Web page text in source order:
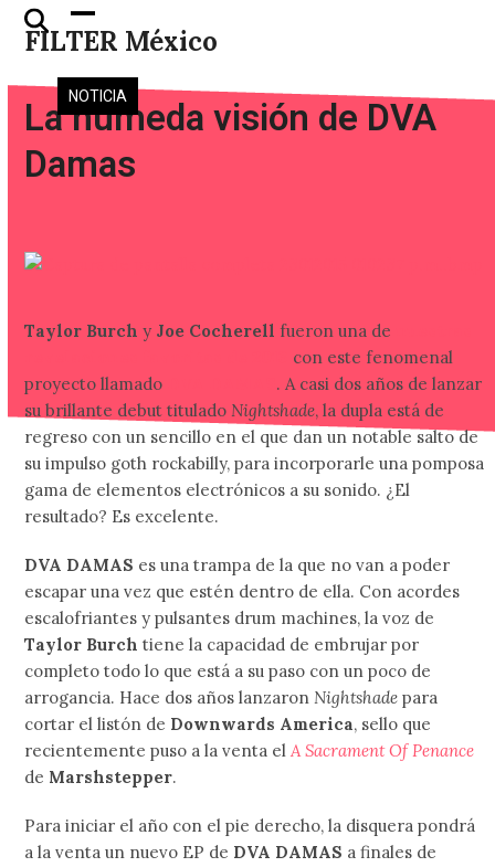
Skip
FILTER México
Open
mobile
menu
Close
mobile
menu
NOTICIA
La húmeda visión de DVA
Damas
Taylor Burch y Joe Cocherell fueron una de
con este fenomenal
proyecto llamado
. A casi dos años de lanzar
su brillante debut tituladoNightshade, la dupla está de
regreso con un sencillo en el que dan un notable salto de
su impulso goth rockabilly, para incorporarle una pomposa
gama de elementos electrónicos a su sonido. ¿El
resultado? Es excelente.
DVA DAMAS es una trampa de la que no van a poder
escapar una vez que estén dentro de ella. Con acordes
escalofriantes y pulsantes drum machines, la voz de
Taylor Burch tiene la capacidad de embrujar por
completo todo lo que está a su paso con un poco de
arrogancia. Hace dos años lanzaronNightshade para
cortar el listón de Downwards America, sello que
recientemente puso a la venta elA Sacrament Of Penance
de Marshstepper.
Para iniciar el año con el pie derecho, la disquera pondrá
a la venta un nuevo EP de DVA DAMAS a finales de